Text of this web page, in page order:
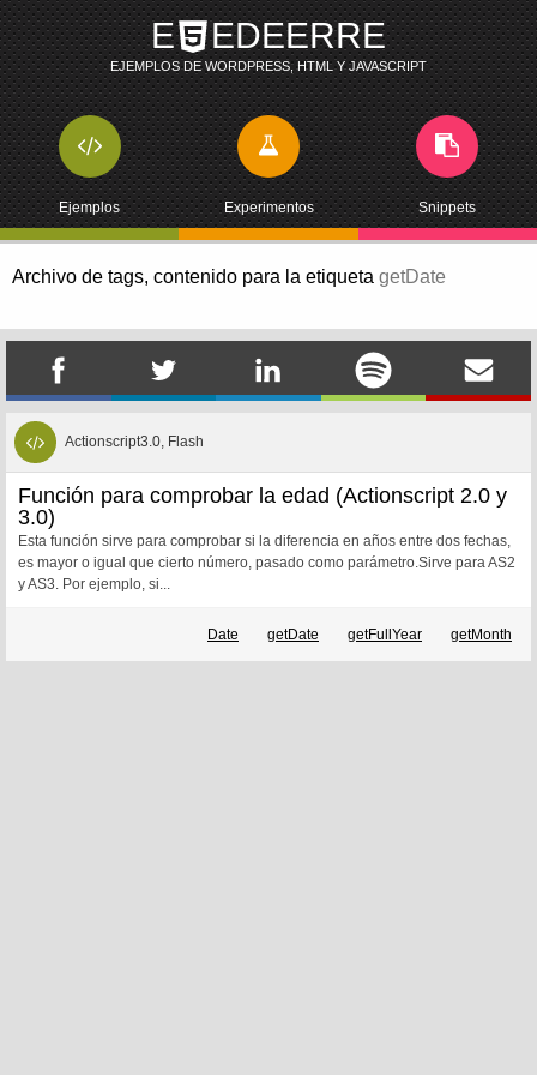
E EDEERRE
EJEMPLOS DE WORDPRESS, HTML Y JAVASCRIPT
Ejemplos Experimentos Snippets
Archivo de tags, contenido para la etiqueta getDate
Actionscript3.0, Flash
Función para comprobar la edad (Actionscript 2.0 y
3.0)
Esta función sirve para comprobar si la diferencia en años entre dos fechas,
es mayor o igual que cierto número, pasado como parámetro.Sirve para AS2
y AS3. Por ejemplo, si...
Date getDate getFullYear getMonth